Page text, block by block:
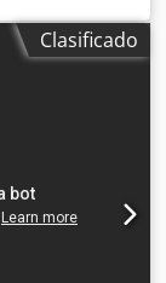
DAEWOO
con un
650 mm y del
con una
MYNX
con
del
Clasificado